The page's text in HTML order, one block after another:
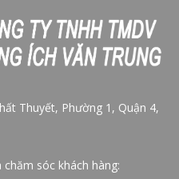
Thuyết, Phường 1, Quận 4,
sóc khách hàng: